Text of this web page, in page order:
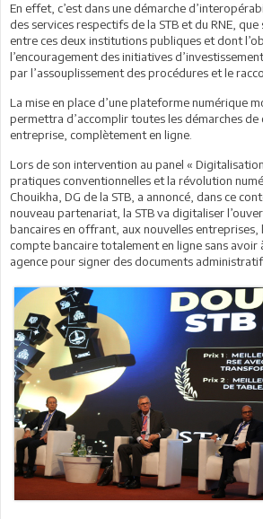
En effet, c’est dans une démarche
des services respectifs de la STB et du RNE,
entre ces deux institutions publiques et dont
l’encouragement des initiatives
par l’assouplissement des procédures et le
La mise en place d’une plateforme numérique
permettra d’accomplir toutes les démarches de
entreprise, complètement en ligne.
Lors de son intervention au panel «
pratiques conventionnelles et la révolution
Chouikha, DG de la STB, a annoncé, dans ce
nouveau partenariat, la STB va digitaliser
bancaires en offrant, aux nouvelles entreprises,
compte bancaire totalement en ligne sans avoir
agence pour signer des documents